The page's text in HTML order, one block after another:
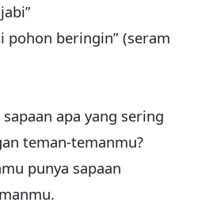
pohon beringin” (seram
apa yang sering
teman-temanmu?
punya sapaan